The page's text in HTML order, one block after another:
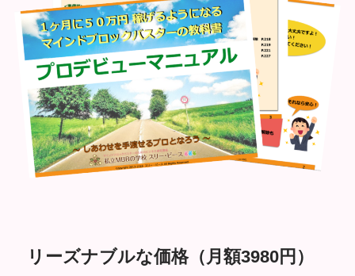
リーズナブルな価格（月額3980円）